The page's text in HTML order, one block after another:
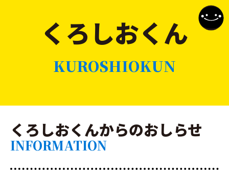
くろしおくん
KUROSHIOKUN
くろしおくんからのおしらせ
INFORMATION